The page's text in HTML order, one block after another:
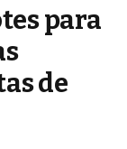
para
de